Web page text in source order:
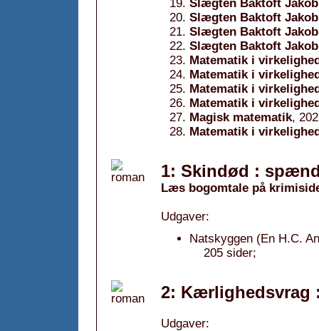
Slægten Baktoft
Slægten Baktoft
Slægten Baktoft
Slægten Baktoft
Matematik i
Matematik i
Matematik i
Matematik i
Magisk matematik,
Matematik i
1: Skindød :
Læs bogomtale på
Udgaver:
Natskyggen (En H.C.
205 sider;
2: Kærlighedsvrag
Udgaver: